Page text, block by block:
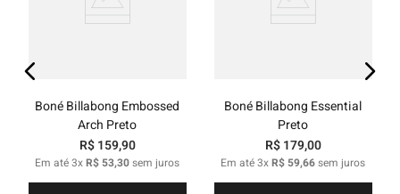
Boné Billabong Embossed
Arch Preto
R$ 159,90
Em até3xR$ 53,30sem juros
Boné Billabong Essential
Preto
R$ 179,00
Em até3xR$ 59,66sem juros